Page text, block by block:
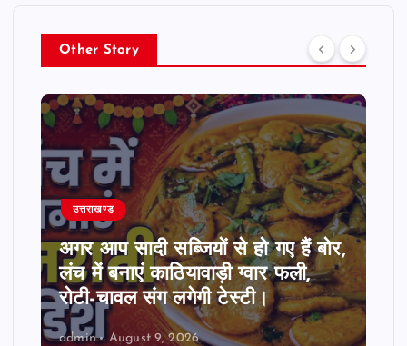
Other Story
उत्तराखण्ड
अगर आप सादी सब्जियों से हो गए हैं बोर,
लंच में बनाएं काठियावाड़ी ग्वार फली,
रोटी-चावल संग लगेगी टेस्टी।
admin August 9, 2026